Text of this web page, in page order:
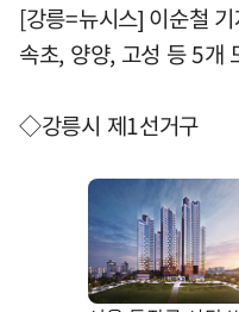
[강릉=뉴시스] 이순철
속초, 양양, 고성 등 5개
◇강릉시 제1선거구